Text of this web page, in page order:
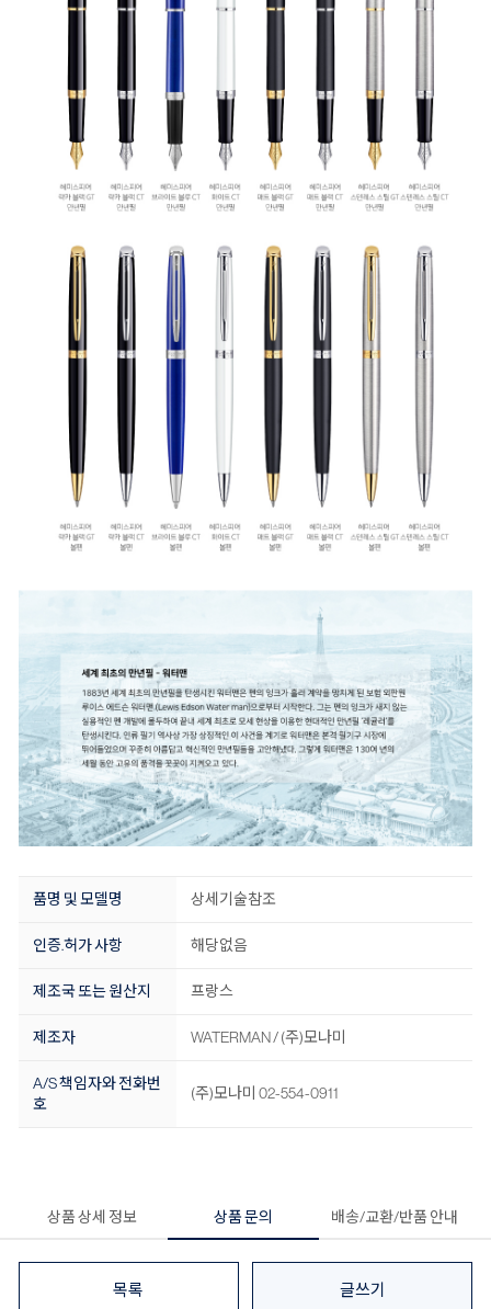
품명 및 모델명 상세기술참조
인증.허가 사항 해당없음
제조국 또는 원산지 프랑스
제조자 WATERMAN / (주)모나미
A/S 책임자와 전화번
호
(주)모나미 02-554-0911
상품 상세 정보 상품 문의 배송/교환/반품 안내
목록 글쓰기